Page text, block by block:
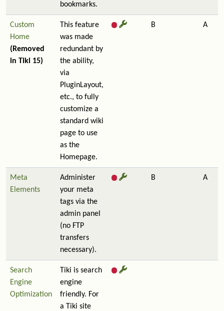
bookmarks.
Custom
Home
(Removed
in Tiki 15)
This feature
was made
redundant by
the ability,
via
PluginLayout,
etc., to fully
customize a
standard wiki
page to use
as the
Homepage.
B A
Meta
Elements
Administer
your meta
tags via the
admin panel
(no FTP
transfers
necessary).
B A
Search
Engine
Optimization
Tiki is search
engine
friendly. For
a Tiki site